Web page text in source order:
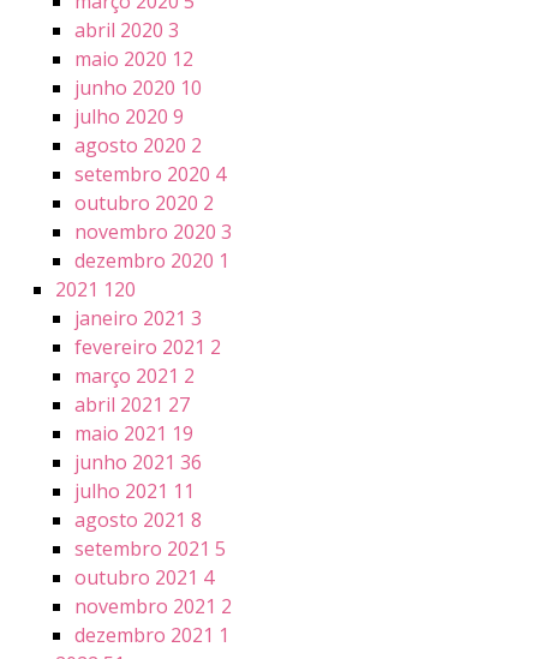
abril 2020 3
maio 2020 12
junho 2020 10
julho 2020 9
agosto 2020 2
setembro 2020 4
outubro 2020 2
novembro 2020 3
dezembro 2020 1
2021 120
janeiro 2021 3
fevereiro 2021 2
março 2021 2
abril 2021 27
maio 2021 19
junho 2021 36
julho 2021 11
agosto 2021 8
setembro 2021 5
outubro 2021 4
novembro 2021 2
dezembro 2021 1